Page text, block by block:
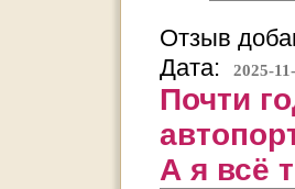
Отзыв
Дата:
2025-
Почти
А я всё